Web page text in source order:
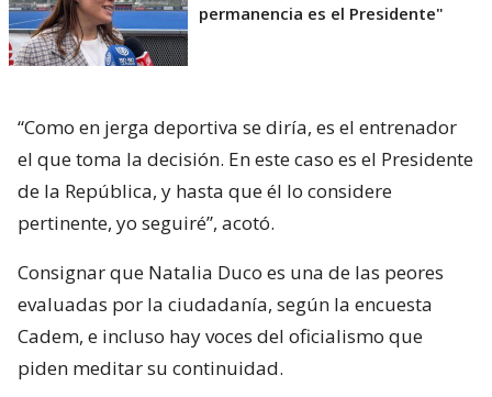
permanencia es el Presidente"
“Como en jerga deportiva se diría, es el entrenador
el que toma la decisión. En este caso es el Presidente
de la República, y hasta que él lo considere
pertinente, yo seguiré”, acotó.
Consignar que Natalia Duco es una de las peores
evaluadas por la ciudadanía, según la encuesta
Cadem, e incluso hay voces del oficialismo que
piden meditar su continuidad.